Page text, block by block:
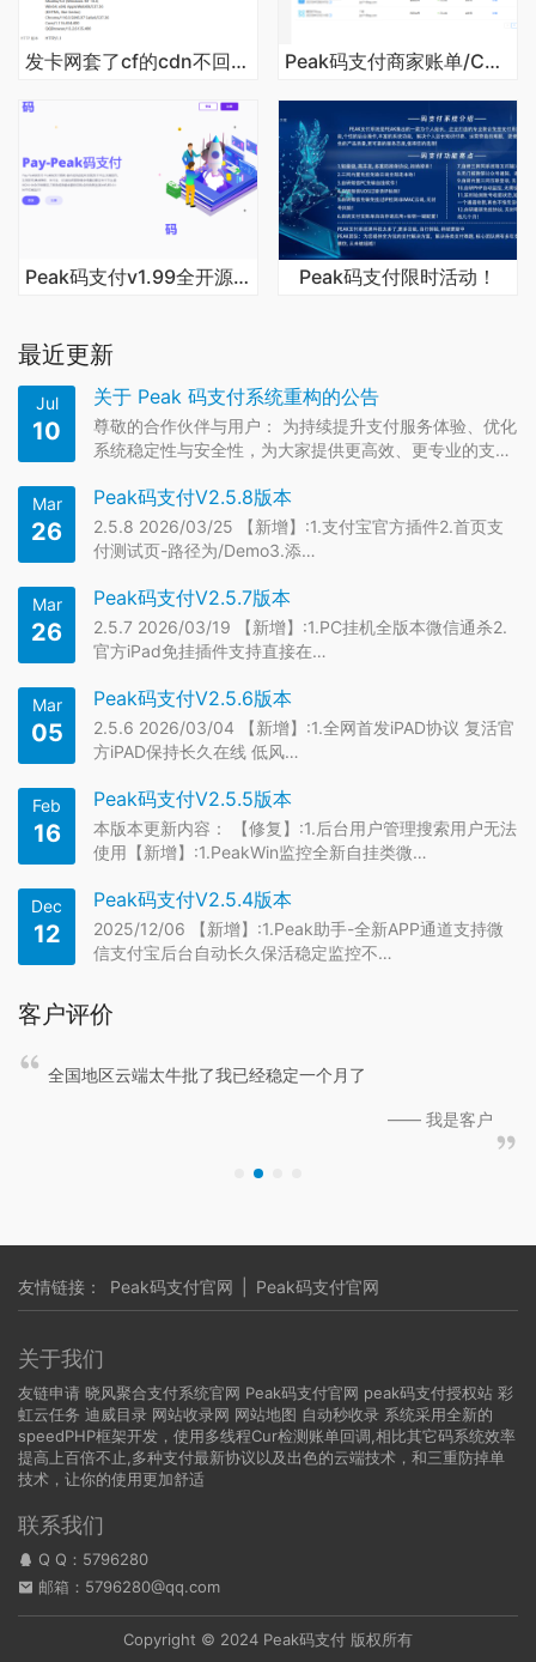
发卡网套了cf的cdn不回调解决方法 Peak码支付商家账单/CK免挂免输永不掉线使用教程
Peak码支付v1.99全开源版本 Peak码支付限时活动！
最近更新
Jul
10
关于 Peak 码支付系统重构的公告
尊敬的合作伙伴与用户： 为持续提升支付服务体验、优化
系统稳定性与安全性，为大家提供更高效、更专业的支付
Mar
26
Peak码支付V2.5.8版本
2.5.8 2026/03/25 【新增】:1.支付宝官方插件2.首页支
付测试页-路径为/Demo3.添…
Mar
26
Peak码支付V2.5.7版本
2.5.7 2026/03/19 【新增】:1.PC挂机全版本微信通杀2.
官方iPad免挂插件支持直接在…
Mar
05
Peak码支付V2.5.6版本
2.5.6 2026/03/04 【新增】:1.全网首发iPAD协议 复活官
方iPAD保持长久在线 低风…
Feb
16
Peak码支付V2.5.5版本
本版本更新内容： 【修复】:1.后台用户管理搜索用户无法
使用【新增】:1.PeakWin监控全新自挂类微…
Dec
12
Peak码支付V2.5.4版本
2025/12/06 【新增】:1.Peak助手-全新APP通道支持微
信支付宝后台自动长久保活稳定监控不…
客户评价
全国地区云端太牛批了我已经稳定一个月了
—— 我是客户
友情链接： Peak码支付官网 Peak码支付官网
关于我们
友链申请 晓风聚合支付系统官网 Peak码支付官网 peak码支付授权站 彩
虹云任务 迪威目录 网站收录网 网站地图 自动秒收录 系统采用全新的
speedPHP框架开发，使用多线程Cur检测账单回调,相比其它码系统效率
提高上百倍不止,多种支付最新协议以及出色的云端技术，和三重防掉单
技术，让你的使用更加舒适
联系我们
Q Q： 5796280
邮箱：5796280@qq.com
Copyright © 2024 Peak码支付 版权所有